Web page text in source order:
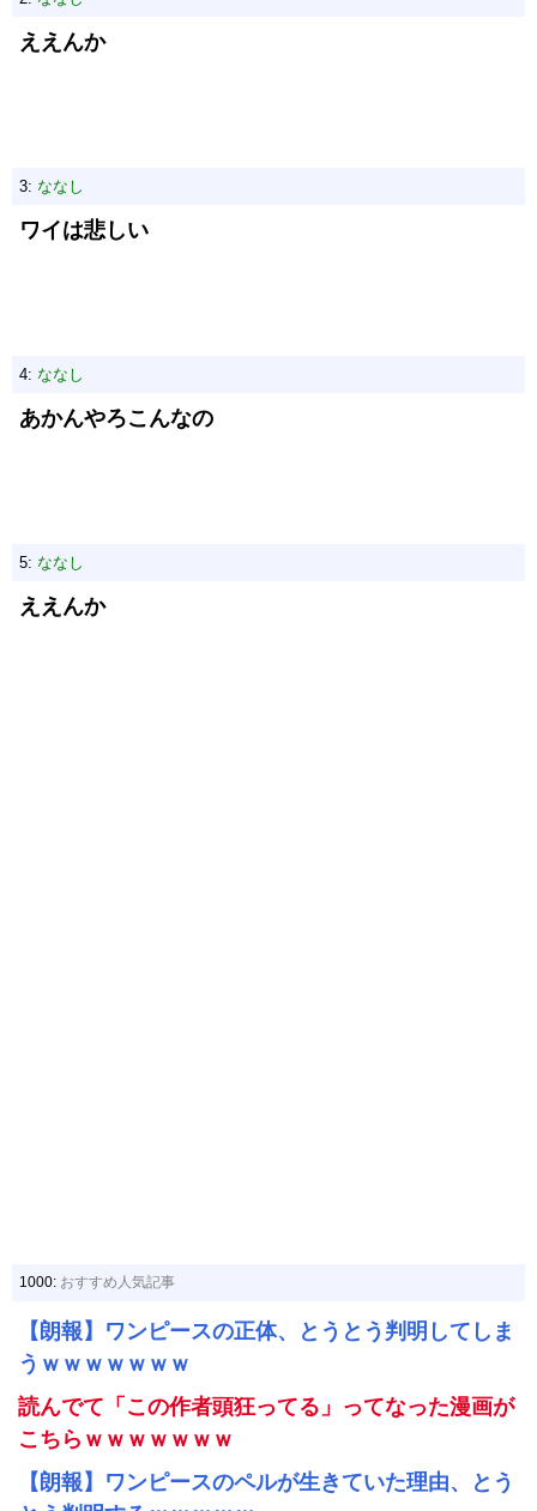
ええんか
3: ななし
ワイは悲しい
4: ななし
あかんやろこんなの
5: ななし
ええんか
1000: おすすめ人気記事
【朗報】ワンピースの正体、とうとう判明してしま
うｗｗｗｗｗｗｗ
読んでて「この作者頭狂ってる」ってなった漫画が
こちらｗｗｗｗｗｗｗ
【朗報】ワンピースのペルが生きていた理由、とう